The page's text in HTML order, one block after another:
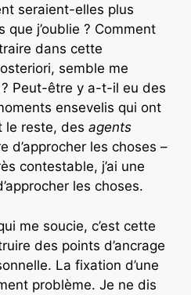
seraient-elles plus
que j’oublie ? Comment
dans cette
semble me
Peut-être y a-t-il eu des
ensevelis qui ont
le reste, des agents
d’approcher les choses –
contestable, j’ai une
les choses.
me soucie, c’est cette
des points d’ancrage
La fixation d’une
problème. Je ne dis